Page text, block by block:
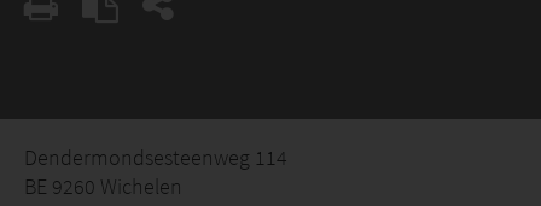
Dendermondsesteenweg 114
BE 9260 Wichelen